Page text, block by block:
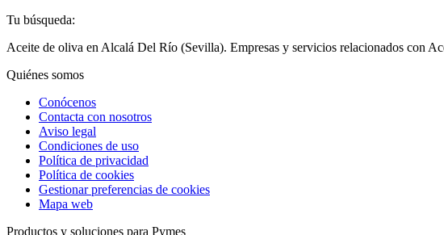
Tu búsqueda:
Aceite de oliva en Alcalá Del Río (Sevilla). Empresas y servicios relacionados con
Quiénes somos
Conócenos
Contacta con nosotros
Aviso legal
Condiciones de uso
Política de privacidad
Política de cookies
Gestionar preferencias de cookies
Mapa web
Productos y soluciones para Pymes